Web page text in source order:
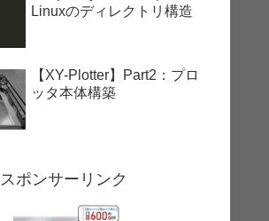
Linuxのディレクトリ構造
【XY-Plotter】Part2：プロ
ッタ本体構築
スポンサーリンク